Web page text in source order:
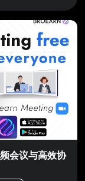
会议与高效协